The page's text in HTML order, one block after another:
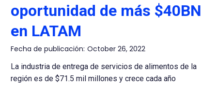
oportunidad de más $40BN
en LATAM
Fecha de publicación: October 26, 2022
La industria de entrega de servicios de alimentos de la
región es de $71.5 mil millones y crece cada año